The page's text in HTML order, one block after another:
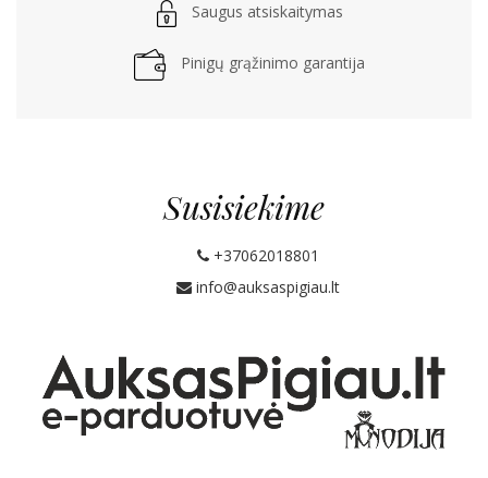
Saugus atsiskaitymas
Pinigų grąžinimo garantija
Susisiekime
+37062018801
info@auksaspigiau.lt